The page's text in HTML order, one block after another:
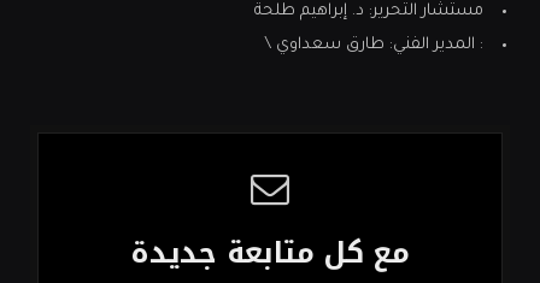
مستشار التحرير: د. إبراهيم طلحة
: المدير الفني: طارق سعداوي \
مع كل متابعة جديدة